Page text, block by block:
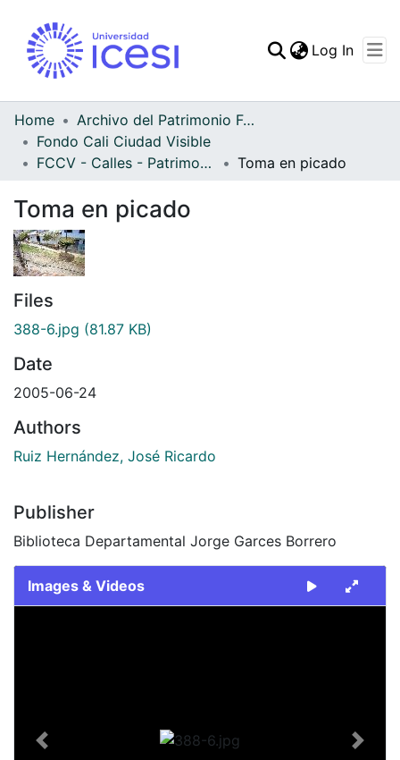
Log In
Home
Archivo del Patrimonio Fotográfico y Fílmico del Valle del Cauca
Fondo Cali Ciudad Visible
FCCV - Calles - Patrimonial
Toma en picado
Toma en picado
Files
388-6.jpg (81.87 KB)
Date
2005-06-24
Authors
Ruiz Hernández, José Ricardo
Publisher
Biblioteca Departamental Jorge Garces Borrero
Images & Videos
Previous Next